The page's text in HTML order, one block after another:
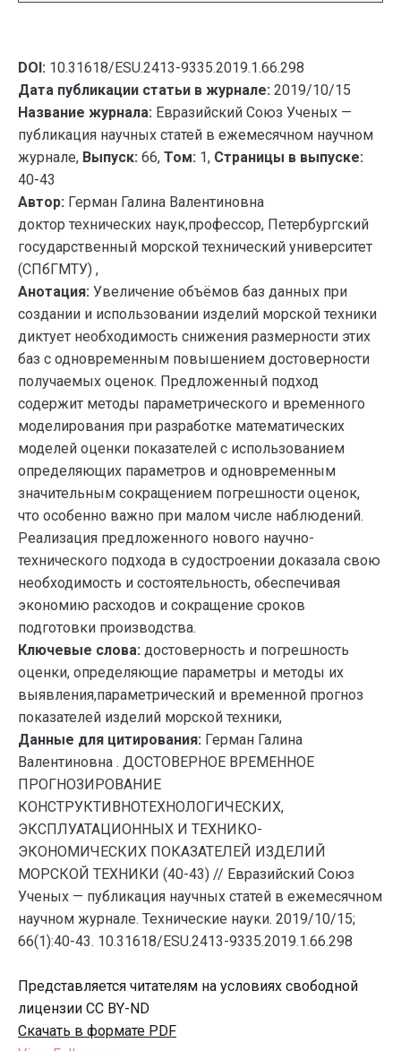
DOI: 10.31618/ESU.2413-9335.2019.1.66.298
Дата публикации статьи в журнале: 2019/10/15
Название журнала: Евразийский Союз Ученых —
публикация научных статей в ежемесячном научном
журнале, Выпуск: 66, Том: 1, Страницы в выпуске:
40-43
Автор: Герман Галина Валентиновна
доктор технических наук,профессор, Петербургский
государственный морской технический университет
(СПбГМТУ) ,
Анотация: Увеличение объёмов баз данных при
создании и использовании изделий морской техники
диктует необходимость снижения размерности этих
баз с одновременным повышением достоверности
получаемых оценок. Предложенный подход
содержит методы параметрического и временного
моделирования при разработке математических
моделей оценки показателей с использованием
определяющих параметров и одновременным
значительным сокращением погрешности оценок,
что особенно важно при малом числе наблюдений.
Реализация предложенного нового научно-
технического подхода в судостроении доказала свою
необходимость и состоятельность, обеспечивая
экономию расходов и сокращение сроков
подготовки производства.
Ключевые слова: достоверность и погрешность
оценки, определяющие параметры и методы их
выявления,параметрический и временной прогноз
показателей изделий морской техники,
Данные для цитирования: Герман Галина
Валентиновна . ДОСТОВЕРНОЕ ВРЕМЕННОЕ
ПРОГНОЗИРОВАНИЕ
КОНСТРУКТИВНОТЕХНОЛОГИЧЕСКИХ,
ЭКСПЛУАТАЦИОННЫХ И ТЕХНИКО-
ЭКОНОМИЧЕСКИХ ПОКАЗАТЕЛЕЙ ИЗДЕЛИЙ
МОРСКОЙ ТЕХНИКИ (40-43) // Евразийский Союз
Ученых — публикация научных статей в ежемесячном
научном журнале. Технические науки. 2019/10/15;
66(1):40-43. 10.31618/ESU.2413-9335.2019.1.66.298
Представляется читателям на условиях свободной
лицензии CC BY-ND
Скачать в формате PDF